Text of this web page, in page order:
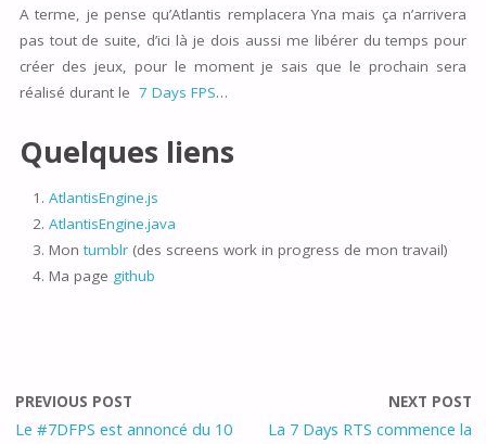
A terme, je pense qu’Atlantis remplacera Yna mais ça n’arrivera
pas tout de suite, d’ici là je dois aussi me libérer du temps pour
créer des jeux, pour le moment je sais que le prochain sera
réalisé durant le 7 Days FPS…
Quelques liens
AtlantisEngine.js
AtlantisEngine.java
Mon tumblr(des screens work in progress de mon travail)
Ma page github
PREVIOUS POST
Le #7DFPS est annoncé du 10
NEXT POST
La 7 Days RTS commence la